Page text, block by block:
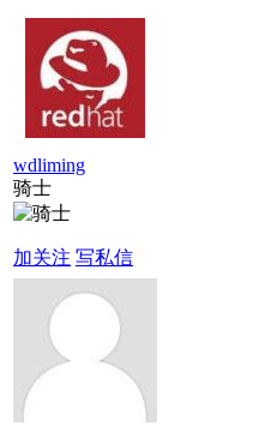
wdliming
骑士
加关注 写私信